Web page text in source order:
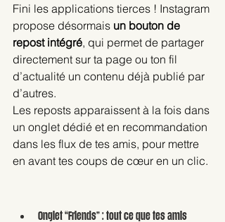
Fini les applications tierces ! Instagram
propose désormais un bouton de
repost intégré, qui permet de partager
directement sur ta page ou ton fil
d’actualité un contenu déjà publié par
d’autres.
Les reposts apparaissent à la fois dans
un onglet dédié et en recommandation
dans les flux de tes amis, pour mettre
en avant tes coups de cœur en un clic.
Onglet “Friends” : tout ce que tes amis